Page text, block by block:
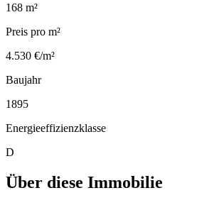
168 m²
Preis pro m²
4.530 €/m²
Baujahr
1895
Energieeffizienzklasse
D
Über diese Immobilie